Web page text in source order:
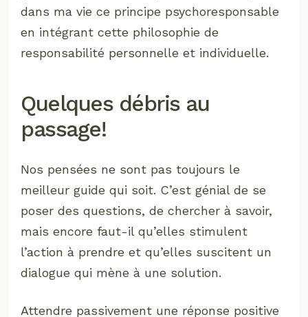
dans ma vie ce principe psychoresponsable
en intégrant cette philosophie de
responsabilité personnelle et individuelle.
Quelques débris au
passage!
Nos pensées ne sont pas toujours le
meilleur guide qui soit. C’est génial de se
poser des questions, de chercher à savoir,
mais encore faut-il qu’elles stimulent
l’action à prendre et qu’elles suscitent un
dialogue qui mène à une solution.
Attendre passivement une réponse positive